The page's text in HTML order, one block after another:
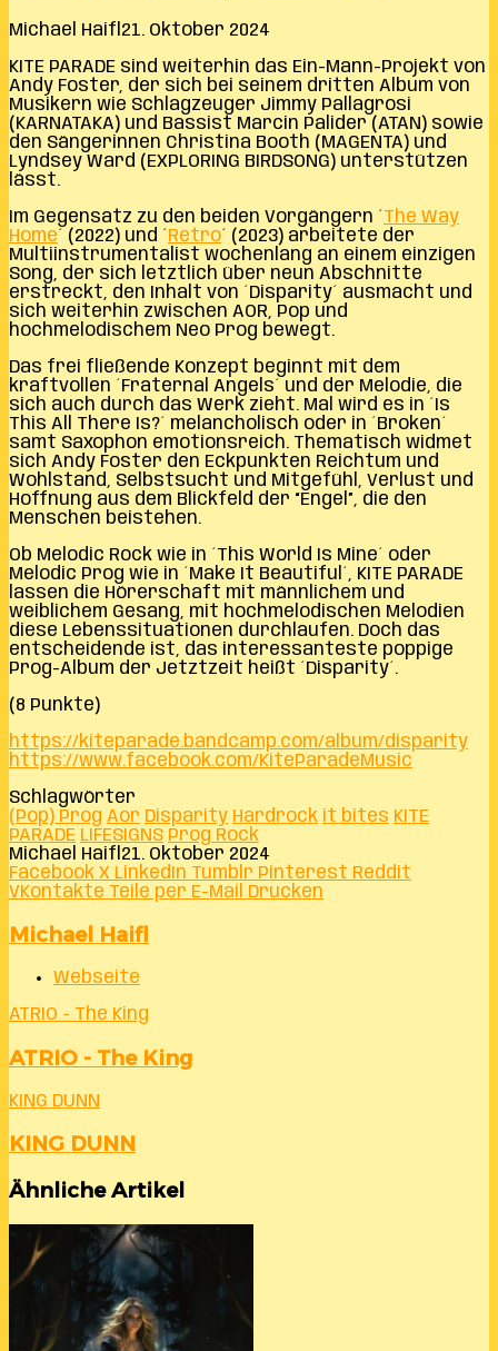
Michael Haifl 21. Oktober 2024
KITE PARADE sind weiterhin das Ein-Mann-Projekt von
Andy Foster, der sich bei seinem dritten Album von
Musikern wie Schlagzeuger Jimmy Pallagrosi
(KARNATAKA) und Bassist Marcin Palider (ATAN) sowie
den Sängerinnen Christina Booth (MAGENTA) und
Lyndsey Ward (EXPLORING BIRDSONG) unterstützen
lässt.
Im Gegensatz zu den beiden Vorgängern ´The Way
Home´ (2022) und ´ Retro´ (2023) arbeitete der
Multiinstrumentalist wochenlang an einem einzigen
Song, der sich letztlich über neun Abschnitte
erstreckt, den Inhalt von ´Disparity´ ausmacht und
sich weiterhin zwischen AOR, Pop und
hochmelodischem Neo Prog bewegt.
Das frei fließende Konzept beginnt mit dem
kraftvollen ´Fraternal Angels´ und der Melodie, die
sich auch durch das Werk zieht. Mal wird es in ´Is
This All There Is?´ melancholisch oder in ´Broken´
samt Saxophon emotionsreich. Thematisch widmet
sich Andy Foster den Eckpunkten Reichtum und
Wohlstand, Selbstsucht und Mitgefühl, Verlust und
Hoffnung aus dem Blickfeld der “Engel”, die den
Menschen beistehen.
Ob Melodic Rock wie in ´This World Is Mine´ oder
Melodic Prog wie in ´Make It Beautiful´, KITE PARADE
lassen die Hörerschaft mit männlichem und
weiblichem Gesang, mit hochmelodischen Melodien
diese Lebenssituationen durchlaufen. Doch das
entscheidende ist, das interessanteste poppige
Prog-Album der Jetztzeit heißt ´Disparity´.
(8 Punkte)
https://kiteparade.bandcamp.com/album/disparity
https://www.facebook.com/KiteParadeMusic
Schlagwörter
(Pop) Prog Aor Disparity Hardrock it bites KITE
PARADE LIFESIGNS Prog Rock
Michael Haifl 21. Oktober 2024
Facebook X LinkedIn Tumblr Pinterest Reddit
VKontakte Teile per E-Mail Drucken
Michael Haifl
Webseite
ATRIO - The King
ATRIO - The King
KING DUNN
KING DUNN
Ähnliche Artikel